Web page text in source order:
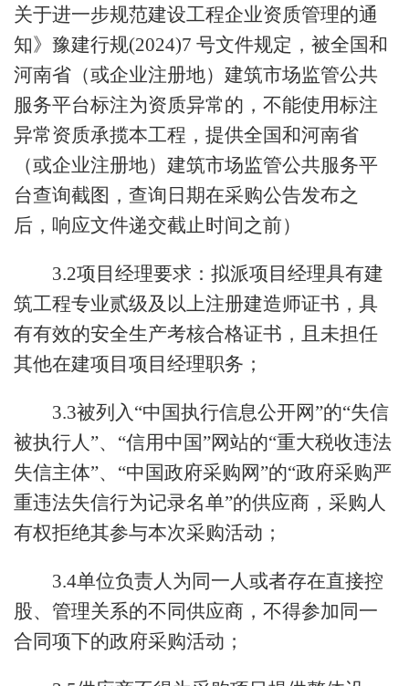
关于进一步规范建设工程企业资质管理的通
知》豫建行规(2024)7 号文件规定，被全国和
河南省（或企业注册地）建筑市场监管公共
服务平台标注为资质异常的，不能使用标注
异常资质承揽本工程，提供全国和河南省
（或企业注册地）建筑市场监管公共服务平
台查询截图，查询日期在采购公告发布之
后，响应文件递交截止时间之前）
3.2项目经理要求：拟派项目经理具有建
筑工程专业贰级及以上注册建造师证书，具
有有效的安全生产考核合格证书，且未担任
其他在建项目项目经理职务；
3.3被列入“中国执行信息公开网”的“失信
被执行人”、“信用中国”网站的“重大税收违法
失信主体”、“中国政府采购网”的“政府采购严
重违法失信行为记录名单”的供应商，采购人
有权拒绝其参与本次采购活动；
3.4单位负责人为同一人或者存在直接控
股、管理关系的不同供应商，不得参加同一
合同项下的政府采购活动；